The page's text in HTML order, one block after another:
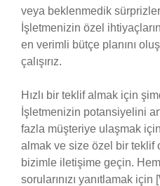
veya beklenmedik
İşletmenizin özel
en verimli bütçe planını
çalışırız.
Hızlı bir teklif almak için
İşletmenizin potansiyelini
fazla müşteriye ulaşmak
almak ve size özel bir teklif
bizimle iletişime geçin.
sorularınızı yanıtlamak için